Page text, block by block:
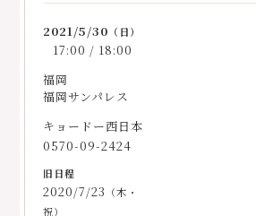
2021/5/30 （日）
17:00 / 18:00
福岡
福岡サンパレス
キョードー西日本
0570-09-2424
2020/7/23 （木・
祝）